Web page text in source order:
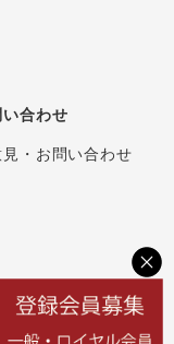
い合わせ
見・お問い合わせ